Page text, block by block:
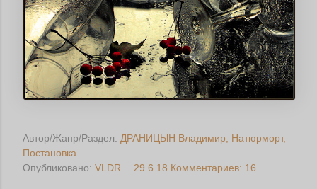
Автор/Жанр/Раздел: ДРАНИЦЫН Владимир
Натюрморт
Постановка
Опубликовано: VLDR 29.6.18 Комментариев: 16